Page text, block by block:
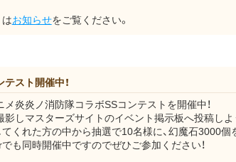
お知らせをご覧ください。
テスト開催中！
メ炎炎ノ消防隊コラボSSコンテストを開催中！
影しマスターズサイトのイベント掲示板へ投稿しよ
くれた方の中から抽選で10名様に、幻魔石3000個
も同時開催中ですのでぜひご参加ください！